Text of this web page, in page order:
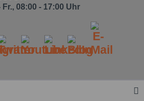
Fr., 08:00 - 17:00 Uhr